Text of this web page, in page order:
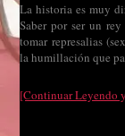
La historia es muy
Saber por ser un
tomar represalias
la humillación que
[Continuar Leyendo